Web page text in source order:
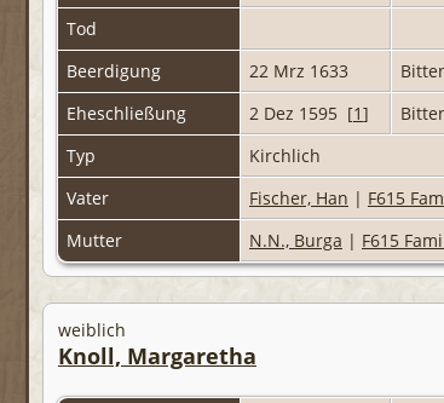
Tod
Beerdigung
22 Mrz 1633
Eheschließung
2 Dez 1595 [1]
Typ
Kirchlich
Vater
Fischer, Han | F615
Mutter
N.N., Burga | F615
weiblich
Knoll, Margaretha